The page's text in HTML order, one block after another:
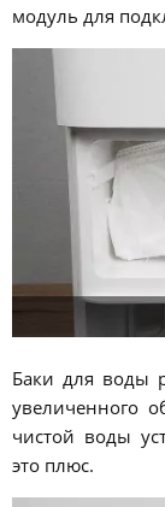
модуль для
Баки для воды
увеличенного
чистой воды
это плюс.